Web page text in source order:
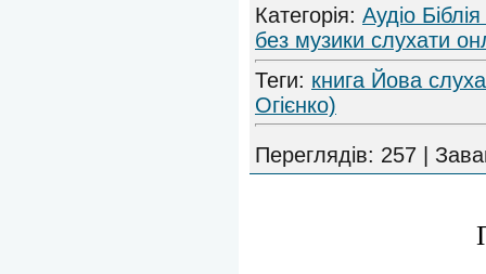
Категорія: Аудіо
без музики слухати
Теги: книга Йова
Огієнко)
Переглядів: 257